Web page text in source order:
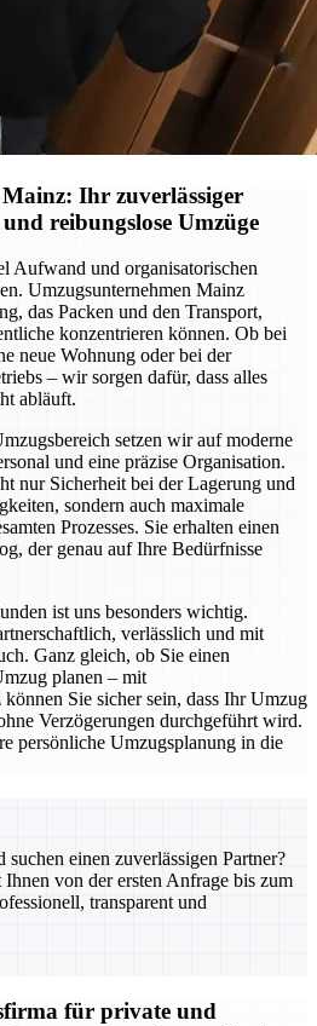
Ihr zuverlässiger
reibungslose Umzüge
Aufwand und organisatorischen
Umzugsunternehmen Mainz
das Packen und den Transport,
konzentrieren können. Ob bei
neue Wohnung oder bei der
– wir sorgen dafür, dass alles
abläuft.
setzen wir auf moderne
und eine präzise Organisation.
nur Sicherheit bei der Lagerung und
sondern auch maximale
Prozesses. Sie erhalten einen
der genau auf Ihre Bedürfnisse
ist uns besonders wichtig.
verlässlich und mit
Ganz gleich, ob Sie einen
planen – mit
Sie sicher sein, dass Ihr Umzug
Verzögerungen durchgeführt wird.
persönliche Umzugsplanung in die
einen zuverlässigen Partner?
Ihnen von der ersten Anfrage bis zum
transparent und
für private und